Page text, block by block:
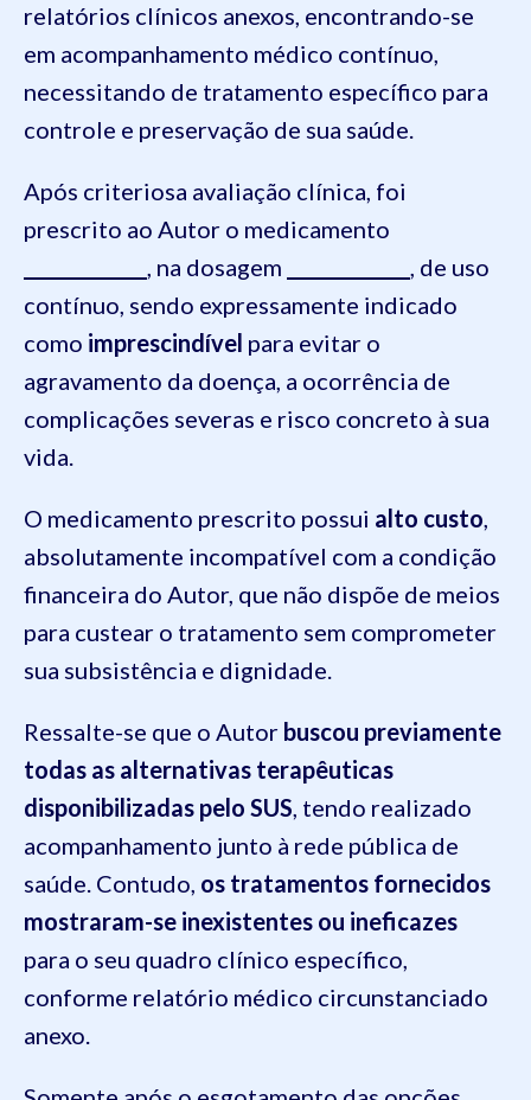
relatórios clínicos anexos, encontrando-se
em acompanhamento médico contínuo,
necessitando de tratamento específico para
controle e preservação de sua saúde.
Após criteriosa avaliação clínica, foi
prescrito ao Autor o medicamento
, na dosagem
, de uso
contínuo, sendo expressamente indicado
como imprescindível para evitar o
agravamento da doença, a ocorrência de
complicações severas e risco concreto à sua
vida.
O medicamento prescrito possui alto custo,
absolutamente incompatível com a condição
financeira do Autor, que não dispõe de meios
para custear o tratamento sem comprometer
sua subsistência e dignidade.
Ressalte-se que o Autor buscou previamente
todas as alternativas terapêuticas
disponibilizadas pelo SUS, tendo realizado
acompanhamento junto à rede pública de
saúde. Contudo, os tratamentos fornecidos
mostraram-se inexistentes ou ineficazes
para o seu quadro clínico específico,
conforme relatório médico circunstanciado
anexo.